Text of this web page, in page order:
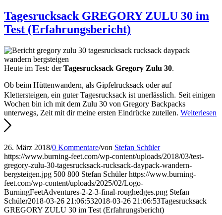
Tagesrucksack GREGORY ZULU 30 im
Test (Erfahrungsbericht)
Heute im Test: derTagesrucksack Gregory Zulu 30.
Ob beim Hüttenwandern, als Gipfelrucksack oder auf
Klettersteigen, ein guter Tagesrucksack ist unerlässlich. Seit einigen
Wochen bin ich mit dem Zulu 30 von Gregory Backpacks
unterwegs, Zeit mit dir meine ersten Eindrücke zuteilen. Weiterlesen
26. März 2018/0 Kommentare/von Stefan Schüler
https://www.burning-feet.com/wp-content/uploads/2018/03/test-
gregory-zulu-30-tagesrucksack-rucksack-daypack-wandern-
bergsteigen.jpg 500 800 Stefan Schüler https://www.burning-
feet.com/wp-content/uploads/2025/02/Logo-
BurningFeetAdventures-2-2-3-final-roughedges.png Stefan
Schüler2018-03-26 21:06:532018-03-26 21:06:53Tagesrucksack
GREGORY ZULU 30 im Test (Erfahrungsbericht)